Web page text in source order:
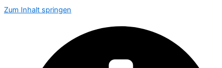
Zum Inhalt springen